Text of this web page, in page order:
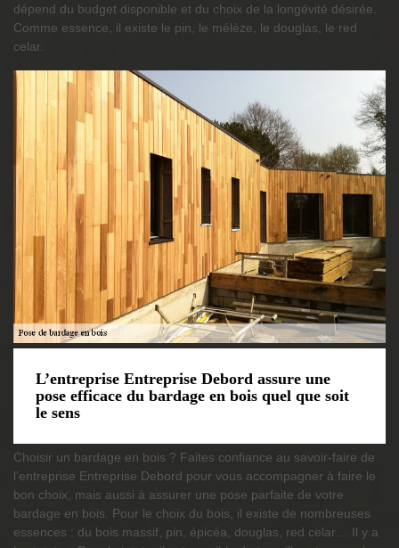
dépend du budget disponible et du choix de la longévité désirée.
Comme essence, il existe le pin, le mélèze, le douglas, le red
celar.
L’entreprise Entreprise Debord assure une
pose efficace du bardage en bois quel que soit
le sens
Choisir un bardage en bois ? Faites confiance au savoir-faire de
l’entreprise Entreprise Debord pour vous accompagner à faire le
bon choix, mais aussi à assurer une pose parfaite de votre
bardage en bois. Pour le choix du bois, il existe de nombreuses
essences : du bois massif, pin, épicéa, douglas, red celar… Il y a